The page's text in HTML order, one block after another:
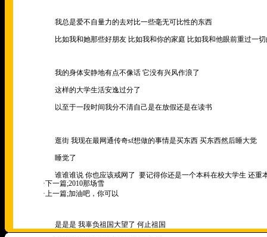
我总是爱不自量力的去对比一些毫无可比性的东西
比如我和她那些好朋友 比如我和你的家庭 比如我和他眼前重过一
我的身体安静地有点不像话 它没有兴风作浪了
这样的大学生活安逸过分了
以至于一段时间我分不清自己是在放假还是在读书
逛街 我现在最网通传奇sf想做的事情是买东西 买东西然后睡大觉
睡觉了
谁谁谁说 你也应该戒网了 要记得你还是一个本科在校大学生 还重
是是是 我辜负祖国大望了 何止祖国
·下一篇;2010那场雪
·上一篇;加油吧，你可以